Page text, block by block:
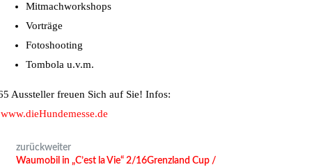
Mitmachworkshops
Vorträge
Fotoshooting
Tombola u.v.m.
Aussteller freuen Sich auf Sie! Infos:
www.dieHundemesse.de
zurückweiter
Waumobil in „C’est la Vie“ 2/16Grenzland Cup /